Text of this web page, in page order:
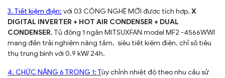
3. Tiết kiệm điện: với 03 CÔNG NGHỆ MỚI được tích hợp, X
DIGITAL INVERTER + HOT AIR CONDENSER + DUAL
CONDENSER, Tủ đông 1 ngăn MITSUXFAN model MF2 -4566WWI
mang đến trải nghiệm nâng tầm, siêu tiết kiệm điện, chỉ số tiêu
thụ trung bình với 0.9 kW/ 24h.
4. CHỨC NĂNG 6 TRONG 1: Tùy chỉnh nhiệt độ theo nhu cầu sử